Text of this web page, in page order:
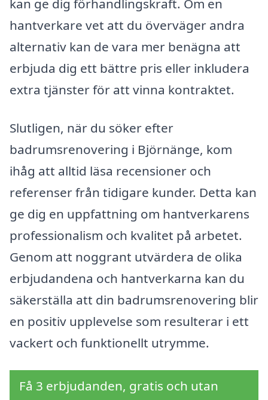
kan ge dig förhandlingskraft. Om en
hantverkare vet att du överväger andra
alternativ kan de vara mer benägna att
erbjuda dig ett bättre pris eller inkludera
extra tjänster för att vinna kontraktet.
Slutligen, när du söker efter
badrumsrenovering i Björnänge, kom
ihåg att alltid läsa recensioner och
referenser från tidigare kunder. Detta kan
ge dig en uppfattning om hantverkarens
professionalism och kvalitet på arbetet.
Genom att noggrant utvärdera de olika
erbjudandena och hantverkarna kan du
säkerställa att din badrumsrenovering blir
en positiv upplevelse som resulterar i ett
vackert och funktionellt utrymme.
Få 3 erbjudanden, gratis och utan